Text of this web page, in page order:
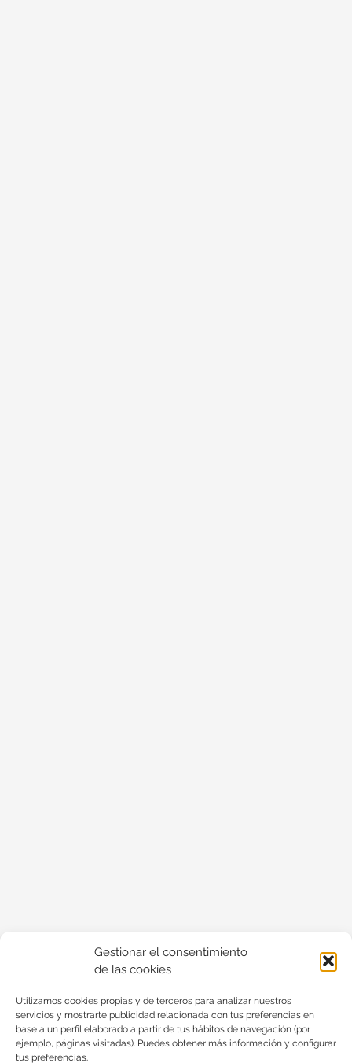
Gestionar el consentimiento
de las cookies
Utilizamos cookies propias y de terceros para analizar nuestros
servicios y mostrarte publicidad relacionada con tus preferencias en
base a un perfil elaborado a partir de tus hábitos de navegación (por
ejemplo, páginas visitadas). Puedes obtener más información y configurar
tus preferencias.